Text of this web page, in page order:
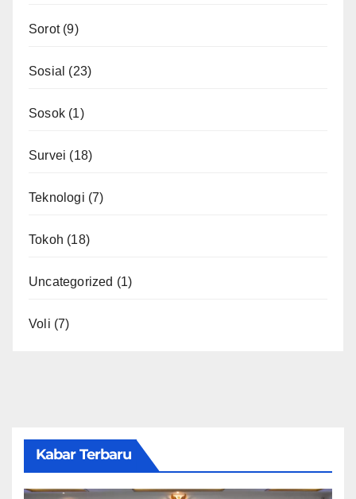
Sorot(9)
Sosial (23)
Sosok (1)
Survei (18)
Teknologi (7)
Tokoh (18)
Uncategorized (1)
Voli (7)
Kabar Terbaru